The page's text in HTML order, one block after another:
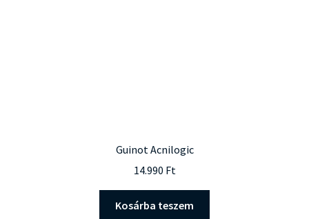
Guinot Acnilogic
14.990 Ft
Kosárba teszem